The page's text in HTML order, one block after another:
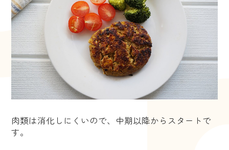
肉類は消化しにくいので、中期以降からスタートで
す。